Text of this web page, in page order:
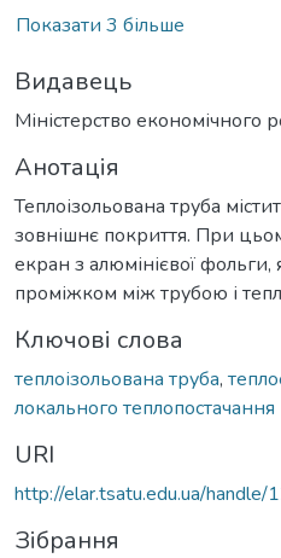
Показати 3 більше
Видавець
Міністерство економічного
Анотація
Теплоізольована труба
зовнішнє покриття. При
екран з алюмінієвої
проміжком між трубою і
Ключові слова
теплоізольована труба,
локального теплопостачання
URI
http://elar.tsatu.edu.ua/
Зібрання